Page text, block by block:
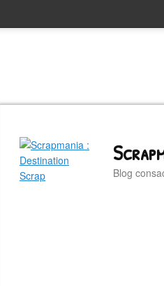
Blog